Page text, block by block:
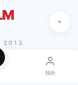
2013
我的